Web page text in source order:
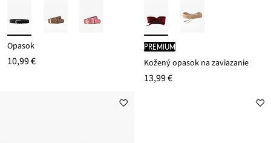
Opasok
10,99 €
PREMIUM
Kožený opasok na zaviazanie
13,99 €